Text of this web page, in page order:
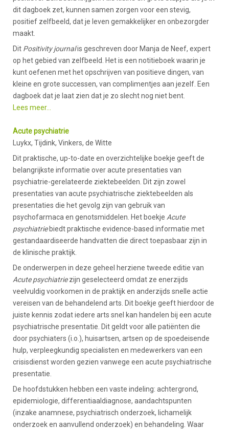
dit dagboek zet, kunnen samen zorgen voor een stevig,
positief zelfbeeld, dat je leven gemakkelijker en onbezorgder
maakt.
Dit Positivity journalis geschreven door Manja de Neef, expert
op het gebied van zelfbeeld. Het is een notitieboek waarin je
kunt oefenen met het opschrijven van positieve dingen, van
kleine en grote successen, van complimentjes aan jezelf. Een
dagboek dat je laat zien dat je zo slecht nog niet bent.
Lees meer...
Acute psychiatrie
Luykx, Tijdink, Vinkers, de Witte
Dit praktische, up-to-date en overzichtelijke boekje geeft de
belangrijkste informatie over acute presentaties van
psychiatrie-gerelateerde ziektebeelden. Dit zijn zowel
presentaties van acute psychiatrische ziektebeelden als
presentaties die het gevolg zijn van gebruik van
psychofarmaca en genotsmiddelen. Het boekje Acute
psychiatriebiedt praktische evidence-based informatie met
gestandaardiseerde handvatten die direct toepasbaar zijn in
de klinische praktijk.
De onderwerpen in deze geheel herziene tweede editie van
Acute psychiatriezijn geselecteerd omdat ze enerzijds
veelvuldig voorkomen in de praktijk en anderzijds snelle actie
vereisen van de behandelend arts. Dit boekje geeft hierdoor de
juiste kennis zodat iedere arts snel kan handelen bij een acute
psychiatrische presentatie. Dit geldt voor alle patiënten die
door psychiaters (i.o.), huisartsen, artsen op de spoedeisende
hulp, verpleegkundig specialisten en medewerkers van een
crisisdienst worden gezien vanwege een acute psychiatrische
presentatie.
De hoofdstukken hebben een vaste indeling: achtergrond,
epidemiologie, differentiaaldiagnose, aandachtspunten
(inzake anamnese, psychiatrisch onderzoek, lichamelijk
onderzoek en aanvullend onderzoek) en behandeling. Waar